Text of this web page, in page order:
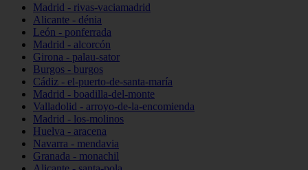
Madrid - rivas-vaciamadrid
Alicante - dénia
León - ponferrada
Madrid - alcorcón
Girona - palau-sator
Burgos - burgos
Cádiz - el-puerto-de-santa-maría
Madrid - boadilla-del-monte
Valladolid - arroyo-de-la-encomienda
Madrid - los-molinos
Huelva - aracena
Navarra - mendavia
Granada - monachil